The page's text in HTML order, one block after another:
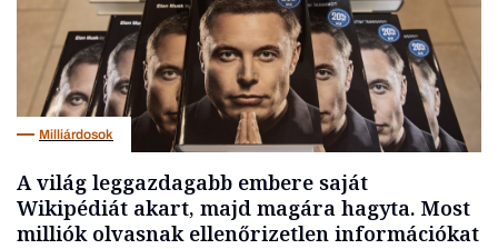
Milliárdosok
A világ leggazdagabb embere saját
Wikipédiát akart, majd magára hagyta. Most
milliók olvasnak ellenőrizetlen információkat